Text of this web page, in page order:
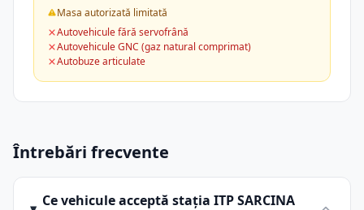
Masa autorizată limitată
Autovehicule fără servofrână
Autovehicule GNC (gaz natural comprimat)
Autobuze articulate
Întrebări frecvente
Ce vehicule acceptă stația ITP SARCINA